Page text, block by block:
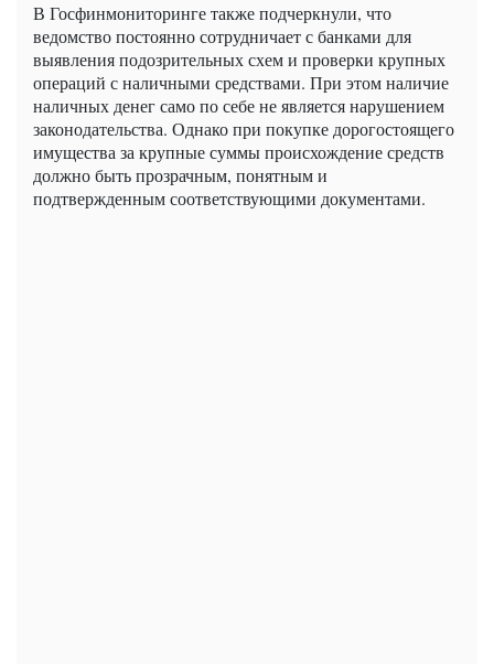
В Госфинмониторинге также подчеркнули, что
ведомство постоянно сотрудничает с банками для
выявления подозрительных схем и проверки крупных
операций с наличными средствами. При этом наличие
наличных денег само по себе не является нарушением
законодательства. Однако при покупке дорогостоящего
имущества за крупные суммы происхождение средств
должно быть прозрачным, понятным и
подтвержденным соответствующими документами.